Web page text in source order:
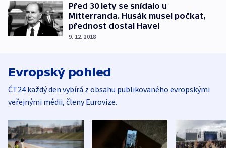
Před 30 lety se snídalo u
Mitterranda. Husák musel počkat,
přednost dostal Havel
9. 12. 2018
Evropský pohled
ČT24 každý den vybírá z obsahu publikovaného evropskými
veřejnými médii, členy Eurovize.